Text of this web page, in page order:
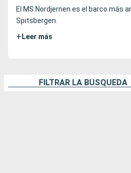
El MS Nordjernen es el barco más
Spitsbergen.
+ Leer más
FILTRAR LA BÚSQUEDA